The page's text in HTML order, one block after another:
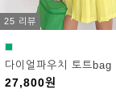
25 리뷰
다이얼파우치 토트bag
27,800원